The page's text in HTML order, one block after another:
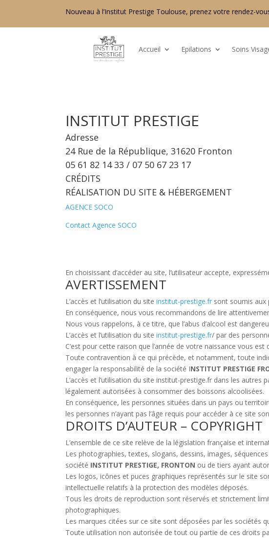
Nouveau à l’Institut Prestige Toulouse, prenez votre rendez-
Accueil Epilations Soins
INSTITUT PRESTIGE
Adresse
24 Rue de la République, 31620 Fronton
05 61 82 14 33 / 07 50 67 23 17
CRÉDITS
RÉALISATION DU SITE & HÉBERGEMENT
AGENCE SOCO
Contact Agence SOCO
En choisissant d’accéder au site, l’utilisateur accepte,
AVERTISSEMENT
L’accès et l’utilisation du siteinstitut-prestige.fr sont soumis aux
En conséquence, nous vous recommandons de lire
Nous vous rappelons, à ce titre, que l’abus d’alcool est
L’accès et l’utilisation du siteinstitut-prestige.fr/ par des
C’est pour cette raison que l’année de votre naissance vous
Toute contravention à ce qui précède, et notamment, toute
engager la responsabilité de la société INSTITUT PRESTIGE
L’accès et l’utilisation du site institut-prestige.fr dans les
légalement autorisées à consommer des boissons alcoolisées.
En conséquence, les personnes situées dans un pays ou
les personnes n’ayant pas l’âge requis pour accéder à ce site
DROITS D’AUTEUR – COPYRIGHT
L’ensemble de ce site relève de la législation française et
Les photographies, textes, slogans, dessins, images,
société INSTITUT PRESTIGE, FRONTON ou de tiers ayant
Les logos, icônes et puces graphiques représentés sur le site
intellectuelle relatifs à la protection des modèles déposés.
Tous les droits de reproduction sont réservés et strictement
photographiques.
Les marques citées sur ce site sont déposées par les sociétés
Toute utilisation non autorisée de tout ou partie de ces droits